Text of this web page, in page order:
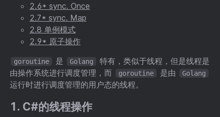
2.6* sync. Once
2.7* sync. Map
2.8 单例模式
2.9* 原子操作
goroutine 是 Golang
特有，类似于线程，但是线程是
由操作系统进行调度管理，而
goroutine 是由 Golang
运行时进行调度管理的用户态的线程。
1. C#的线程操作